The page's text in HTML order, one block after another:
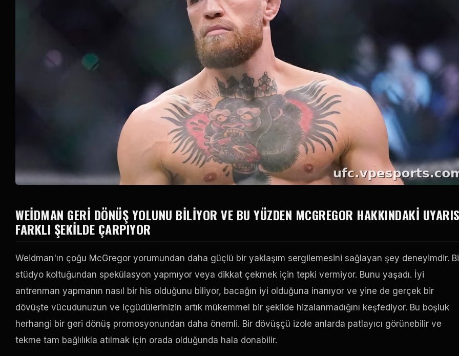
WEIDMAN GERI DÖNÜŞ YOLUNU BILIYOR VE BU YÜZDEN MCGREGOR HAKKINDAKI
FARKLI ŞEKILDE ÇARPIYOR
Weidman'ın çoğu McGregor yorumundan daha güçlü bir yaklaşım sergilemesini sağlayan şey deneyimdir.
stüdyo koltuğundan spekülasyon yapmıyor veya dikkat çekmek için tepki vermiyor. Bunu yaşadı. İyi
antrenman yapmanın nasıl bir his olduğunu biliyor, bacağın iyi olduğuna inanıyor ve yine de gerçek bir
dövüşte vücudunuzun ve içgüdülerinizin artık mükemmel bir şekilde hizalanmadığını keşfediyor. Bu boşluk
herhangi bir geri dönüş promosyonundan daha önemli. Bir dövüşçü izole anlarda patlayıcı görünebilir ve
tekme tam bağlılıkla atılmak için orada olduğunda hala donabilir.